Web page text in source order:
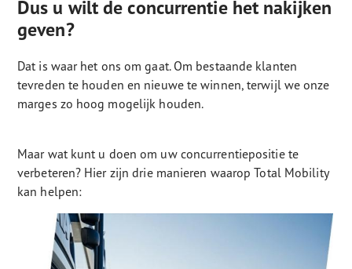
Dus u wilt de concurrentie het nakijken
geven?
Dat is waar het ons om gaat. Om bestaande klanten
tevreden te houden en nieuwe te winnen, terwijl we onze
marges zo hoog mogelijk houden.
Maar wat kunt u doen om uw concurrentiepositie te
verbeteren? Hier zijn drie manieren waarop Total Mobility
kan helpen: